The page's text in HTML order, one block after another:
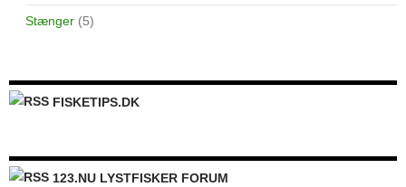
Stænger (5)
FISKETIPS.DK
123.NU LYSTFISKER FORUM